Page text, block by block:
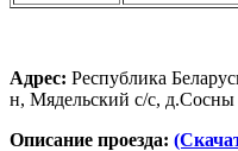
Адрес: Республика
н, Мядельский с/с, д.Сосны
Описание проезда: